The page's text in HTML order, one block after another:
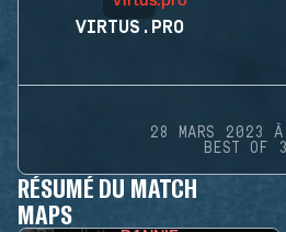
VIRTUS.PRO
28 MARS 2023
BEST OF 3
RÉSUMÉ DU MATCH
MAPS